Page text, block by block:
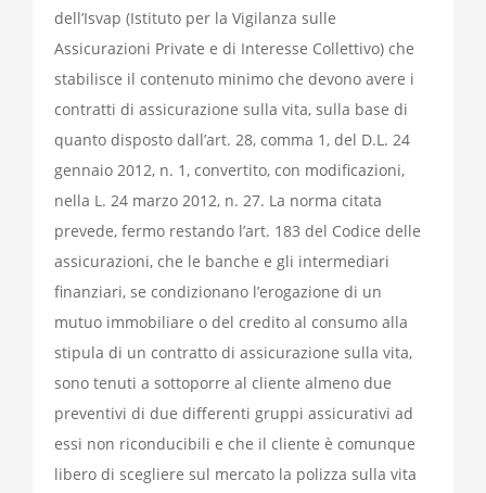
dell’Isvap (Istituto per la Vigilanza sulle
Assicurazioni Private e di Interesse Collettivo) che
stabilisce il contenuto minimo che devono avere i
contratti di assicurazione sulla vita, sulla base di
quanto disposto dall’art. 28, comma 1, del D.L. 24
gennaio 2012, n. 1, convertito, con modificazioni,
nella L. 24 marzo 2012, n. 27. La norma citata
prevede, fermo restando l’art. 183 del Codice delle
assicurazioni, che le banche e gli intermediari
finanziari, se condizionano l’erogazione di un
mutuo immobiliare o del credito al consumo alla
stipula di un contratto di assicurazione sulla vita,
sono tenuti a sottoporre al cliente almeno due
preventivi di due differenti gruppi assicurativi ad
essi non riconducibili e che il cliente è comunque
libero di scegliere sul mercato la polizza sulla vita